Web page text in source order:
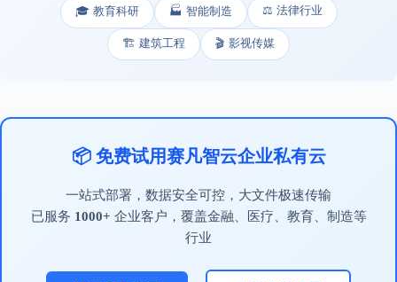
🎓 教育科研 🏭 智能制造 ⚖️ 法律行业
🏗️ 建筑工程 🎬 影视传媒
📦 免费试用赛凡智云企业私有云
一站式部署，数据安全可控，大文件极速传输
已服务 1000+ 企业客户，覆盖金融、医疗、教育、制造等
行业